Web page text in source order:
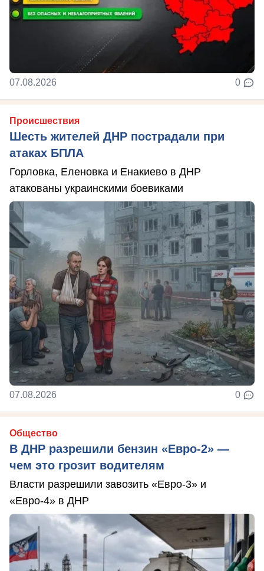
07.08.2026 0
Происшествия
Шесть жителей ДНР пострадали при
атаках БПЛА
Горловка, Еленовка и Енакиево в ДНР
атакованы украинскими боевиками
07.08.2026 0
Общество
В ДНР разрешили бензин «Евро-2» —
чем это грозит водителям
Власти разрешили завозить «Евро-3» и
«Евро-4» в ДНР